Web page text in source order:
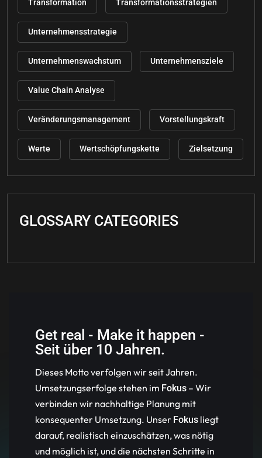
Transformation Transformationsstrategien
Unternehmensstrategie
Unternehmenswachstum Unternehmensziele
Value Chain Analyse
Veränderungsmanagement Vorstellungskraft
Werte Wertschöpfungskette Zielsetzung
GLOSSARY CATEGORIES
Get real - Make it happen -
Seit über 10 Jahren.
Dieses Motto verfolgen wir seit Jahren.
Umsetzungserfolge stehen im Fokus – Wir
verbinden wir nachhaltige Planung mit
konsequenter Umsetzung. Unser Fokus liegt
darauf, realistisch einzuschätzen, was nötig
und möglich ist, und die nächsten Schritte in